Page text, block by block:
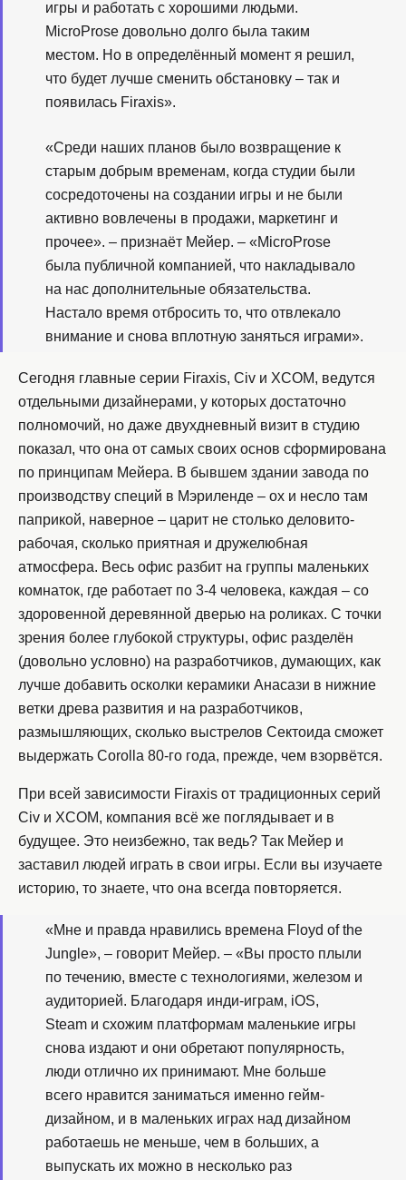
игры и работать с хорошими людьми.
MicroProse довольно долго была таким
местом. Но в определённый момент я решил,
что будет лучше сменить обстановку – так и
появилась Firaxis».
«Среди наших планов было возвращение к
старым добрым временам, когда студии были
сосредоточены на создании игры и не были
активно вовлечены в продажи, маркетинг и
прочее». – признаёт Мейер. – «MicroProse
была публичной компанией, что накладывало
на нас дополнительные обязательства.
Настало время отбросить то, что отвлекало
внимание и снова вплотную заняться играми».
Сегодня главные серии Firaxis, Civ и XCOM, ведутся
отдельными дизайнерами, у которых достаточно
полномочий, но даже двухдневный визит в студию
показал, что она от самых своих основ сформирована
по принципам Мейера. В бывшем здании завода по
производству специй в Мэриленде – ох и несло там
паприкой, наверное – царит не столько деловито-
рабочая, сколько приятная и дружелюбная
атмосфера. Весь офис разбит на группы маленьких
комнаток, где работает по 3-4 человека, каждая – со
здоровенной деревянной дверью на роликах. С точки
зрения более глубокой структуры, офис разделён
(довольно условно) на разработчиков, думающих, как
лучше добавить осколки керамики Анасази в нижние
ветки древа развития и на разработчиков,
размышляющих, сколько выстрелов Сектоида сможет
выдержать Corolla 80-го года, прежде, чем взорвётся.
При всей зависимости Firaxis от традиционных серий
Civ и XCOM, компания всё же поглядывает и в
будущее. Это неизбежно, так ведь? Так Мейер и
заставил людей играть в свои игры. Если вы изучаете
историю, то знаете, что она всегда повторяется.
«Мне и правда нравились времена Floyd of the
Jungle», – говорит Мейер. – «Вы просто плыли
по течению, вместе с технологиями, железом и
аудиторией. Благодаря инди-играм, iOS,
Steam и схожим платформам маленькие игры
снова издают и они обретают популярность,
люди отлично их принимают. Мне больше
всего нравится заниматься именно гейм-
дизайном, и в маленьких играх над дизайном
работаешь не меньше, чем в больших, а
выпускать их можно в несколько раз